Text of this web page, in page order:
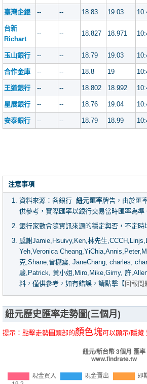
臺灣企銀 -- -- 18.83 19.03
台新
Richart
-- -- 18.827 18.971
玉山銀行 -- -- 18.79 19.03
合作金庫 -- -- 18.8 19
王道銀行 -- -- 18.802 18.992
星展銀行 -- -- 18.76 19.04
安泰銀行 -- -- 18.79 18.99
注意事項
資料來源：各銀行 紐元匯率牌告，由於匯
供參考，實際匯率以銀行交易當時匯率為準
銀行家數會隨資訊來源的穩定與否，不定時
感謝Jamie,Hsuivy,Ken,林先生
Yeh,Veronica
克,Shane,曾櫳震, JaneChang, charles,
駿,Patrick, 黃小姐,Miro,Mike,Gimy, 許
料，僅供參考，如有錯誤，請點擊【 回報問
紐元歷史匯率走勢圖(三個月)
提示：點擊走勢圖頭部的顏色塊可以顯示/隱藏